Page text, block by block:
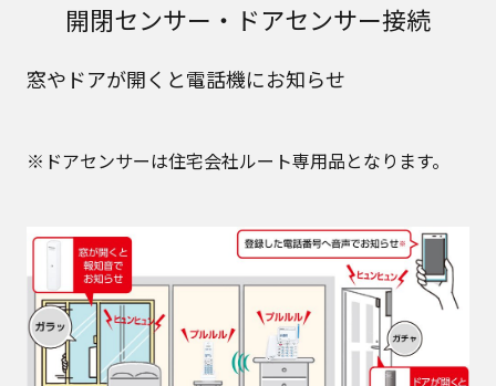
開閉センサー・ドアセンサー接続
窓やドアが開くと電話機にお知らせ
※ドアセンサーは住宅会社ルート専用品となります。